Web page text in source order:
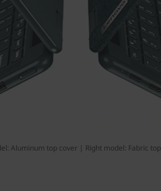
Aluminum top cover | Right model: Fabric